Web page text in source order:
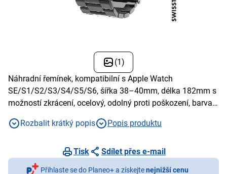
(1)
Náhradní řemínek, kompatibilní s Apple Watch
SE/S1/S2/S3/S4/S5/S6, šířka 38–40mm, délka 182mm s
možností zkrácení, ocelový, odolný proti poškození, barva
Rozbalit krátký popis
Popis produktu
Tisk Sdílet přes e-mail
Přihlaste se do Planeo+ a získejtenejnižší cenu